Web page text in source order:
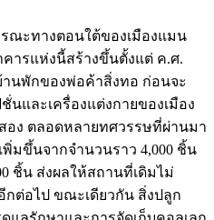
ณะทางตอนใต้ของเมืองแมน
ารแห่งนี้สร้างขึ้นตั้งแต่ ค.ศ.
านพักของพ่อค้าสิ่งทอ ก่อนจะ
และเครื่องแต่งกายของเมือง
อง ตลอดหลายทศวรรษที่ผ่านมา
มขึ้นจากจำนวนราว 4,000 ชิ้น
ชิ้น ส่งผลให้สถานที่เดิมไม่
กต่อไป ขณะเดียวกัน สิ่งปลูก